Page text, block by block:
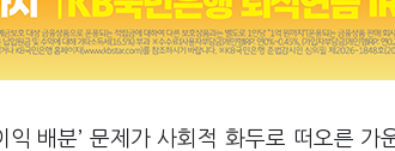
익 배분’ 문제가 사회적 화두로 떠오른 가